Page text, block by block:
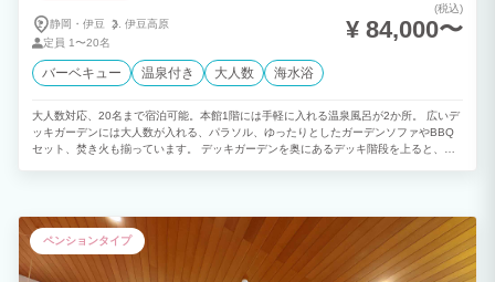
静岡・伊豆
伊豆高原
定員 1〜20名
(税込)
¥ 84,000〜
バーベキュー 温泉付き 大人数 海水浴
大人数対応、20名まで宿泊可能。本館1階には手軽に入れる温泉風呂が2か所。 広いデ
ッキガーデンには大人数が入れる、パラソル、ゆったりとしたガーデンソファやBBQ
セット、焚き火も揃っています。 デッキガーデンを奥にあるデッキ階段を上ると、別
ペンションタイプ